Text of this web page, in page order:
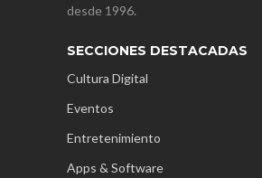
desde 1996.
SECCIONES DESTACADAS
Cultura Digital
Eventos
Entretenimiento
Apps & Software